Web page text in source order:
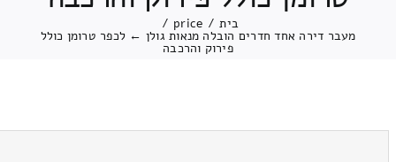
בית /
price
/
מעבר דירה אחד חדרים הובלה מנאות גולן ← לכפר טרומן כולל
פירוק והרכבה